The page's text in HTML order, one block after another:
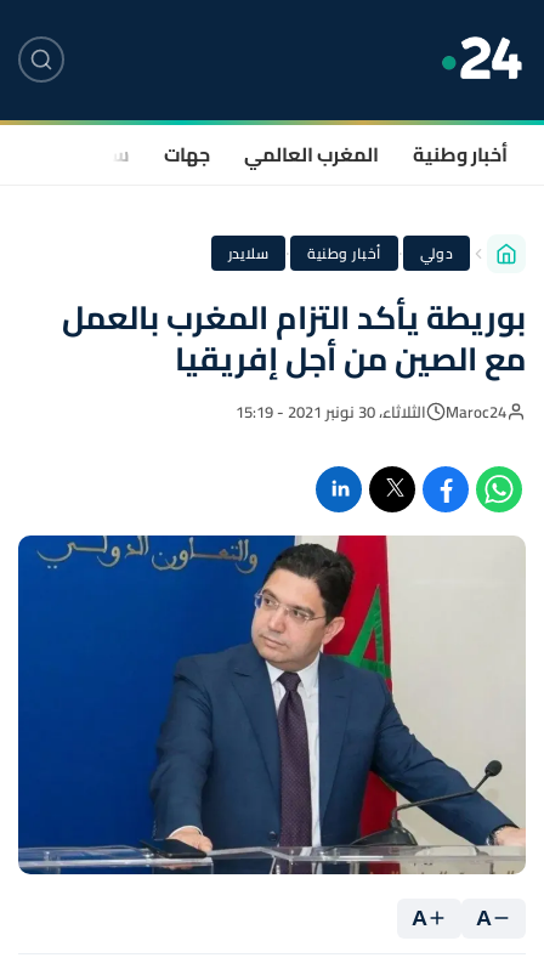
أخبار وطنية المغرب العالمي جهات سياسة
دولي · أخبار وطنية · سلايدر
بوريطة يأكد التزام المغرب بالعمل
مع الصين من أجل إفريقيا
Maroc24 الثلاثاء، 30 نونبر 2021 - 15:19
A
A